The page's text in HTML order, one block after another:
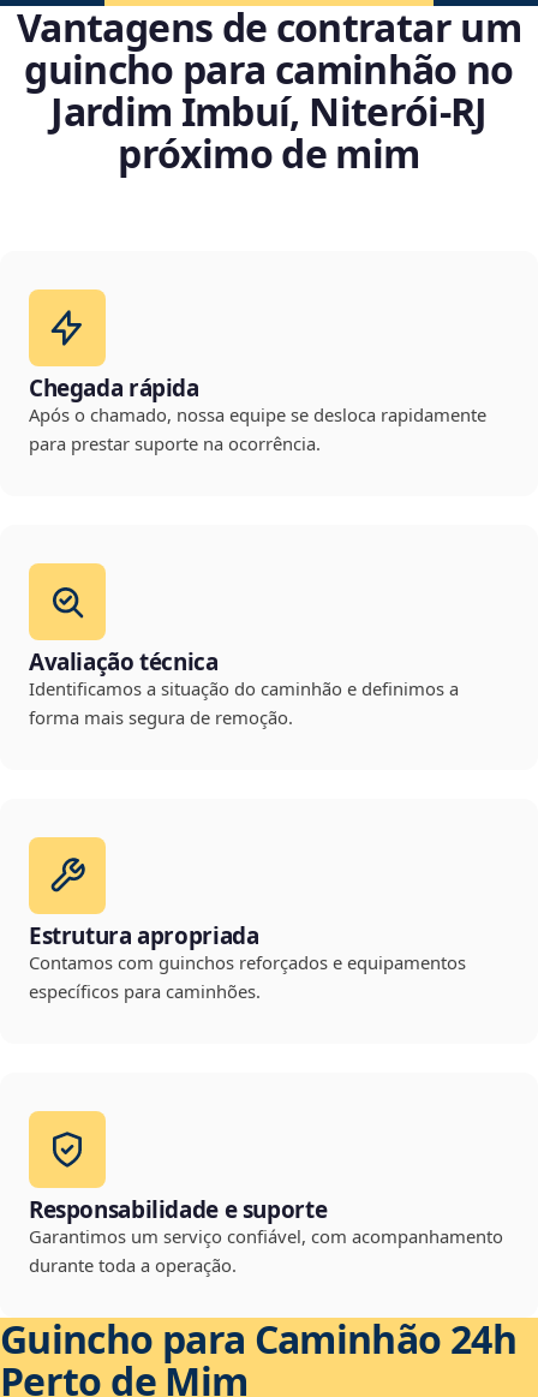
Vantagens de contratar um
guincho para caminhão no
Jardim Imbuí, Niterói‑RJ
próximo de mim
Chegada rápida
Após o chamado, nossa equipe se desloca rapidamente
para prestar suporte na ocorrência.
Avaliação técnica
Identificamos a situação do caminhão e definimos a
forma mais segura de remoção.
Estrutura apropriada
Contamos com guinchos reforçados e equipamentos
específicos para caminhões.
Responsabilidade e suporte
Garantimos um serviço confiável, com acompanhamento
durante toda a operação.
Guincho para Caminhão 24h
Perto de Mim